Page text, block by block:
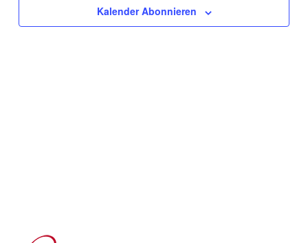
Kalender Abonnieren